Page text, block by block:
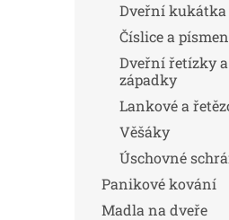
Dveřní kukátka
Číslice a
Dveřní řetízky
západky
Lankové a
Věšáky
Úschovné
Panikové kování
Madla na dveře